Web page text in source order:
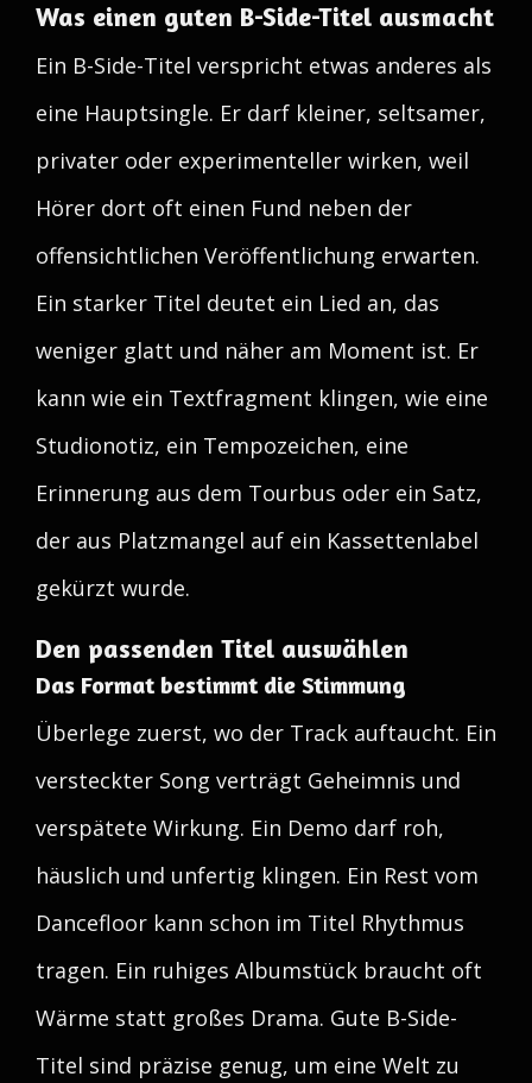
Was einen guten B-Side-Titel ausmacht
Ein B-Side-Titel verspricht etwas anderes als
eine Hauptsingle. Er darf kleiner, seltsamer,
privater oder experimenteller wirken, weil
Hörer dort oft einen Fund neben der
offensichtlichen Veröffentlichung erwarten.
Ein starker Titel deutet ein Lied an, das
weniger glatt und näher am Moment ist. Er
kann wie ein Textfragment klingen, wie eine
Studionotiz, ein Tempozeichen, eine
Erinnerung aus dem Tourbus oder ein Satz,
der aus Platzmangel auf ein Kassettenlabel
gekürzt wurde.
Den passenden Titel auswählen
Das Format bestimmt die Stimmung
Überlege zuerst, wo der Track auftaucht. Ein
versteckter Song verträgt Geheimnis und
verspätete Wirkung. Ein Demo darf roh,
häuslich und unfertig klingen. Ein Rest vom
Dancefloor kann schon im Titel Rhythmus
tragen. Ein ruhiges Albumstück braucht oft
Wärme statt großes Drama. Gute B-Side-
Titel sind präzise genug, um eine Welt zu